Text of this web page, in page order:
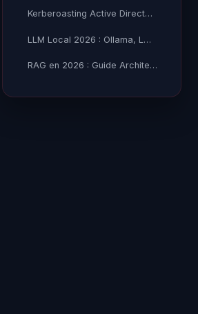
Kerberoasting Active Directory : Attaque et Défense 2026
LLM Local 2026 : Ollama, LM Studio ou vLLM — Quel Outil selon
RAG en 2026 : Guide Architecture, Vectorisation & Chunking